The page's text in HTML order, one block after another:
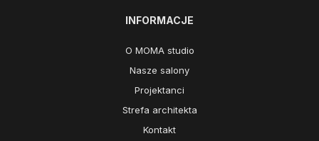
INFORMACJE
O MOMA studio
Nasze salony
Projektanci
Strefa architekta
Kontakt